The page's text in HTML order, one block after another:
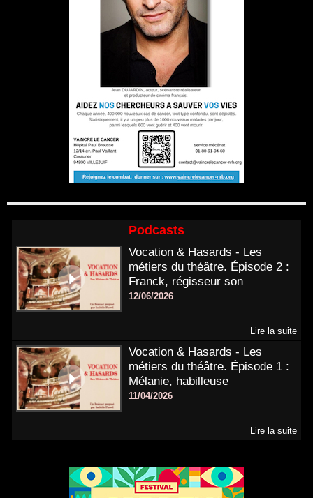
Podcasts
Vocation & Hasards - Les
métiers du théâtre. Épisode 2 :
Franck, régisseur son
12/06/2026
Lire la suite
Vocation & Hasards - Les
métiers du théâtre. Épisode 1 :
Mélanie, habilleuse
11/04/2026
Lire la suite